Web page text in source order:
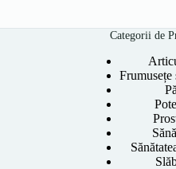
318.00 lei.
Categorii de